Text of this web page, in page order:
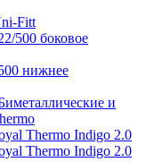
Fitt
500 боковое
нижнее
и
Thermo Indigo 2.0
Thermo Indigo 2.0